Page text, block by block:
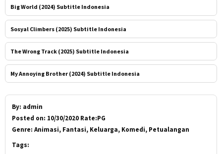
Big World (2024) Subtitle Indonesia
Sosyal Climbers (2025) Subtitle Indonesia
The Wrong Track (2025) Subtitle Indonesia
My Annoying Brother (2024) Subtitle Indonesia
By: admin
Posted on: 10/30/2020 Rate:PG
Genre: Animasi, Fantasi, Keluarga, Komedi, Petualangan
Tags: